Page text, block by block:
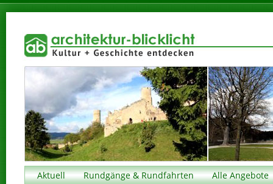
Aktuell Rundgänge & Rundfahrten
Alle Angebote